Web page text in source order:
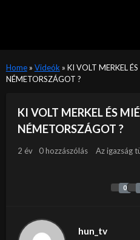
Home» Videók » KI VOLT MERKEL
NÉMETORSZÁGOT ?
KI VOLT MERKEL ÉS
NÉMETORSZÁGOT ?
2 év 0 hozzászólás Az igazság
0
hun_tv